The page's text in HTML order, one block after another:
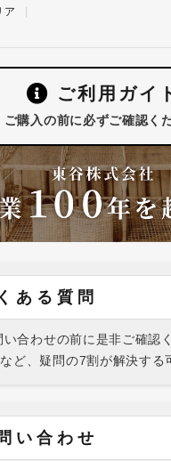
ア
ご利用ガイ
ご購入の前に必ずご確認く
ある質問
い合わせの前に是非ご確認
ど、疑問の7割が解決する
い合わせ